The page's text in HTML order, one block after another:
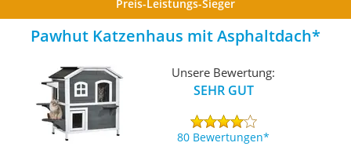
Preis-Leistungs-Sieger
Pawhut Katzenhaus mit Asphaltdach
Unsere Bewertung:
SEHR GUT
80 Bewertungen